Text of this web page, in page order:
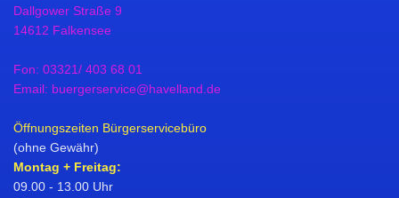
Dallgower Straße 9
14612 Falkensee
Fon: 03321/ 403 68 01
Email: buergerservice@havelland.de
Öffnungszeiten Bürgerservicebüro
(ohne Gewähr)
Montag + Freitag:
09.00 - 13.00 Uhr